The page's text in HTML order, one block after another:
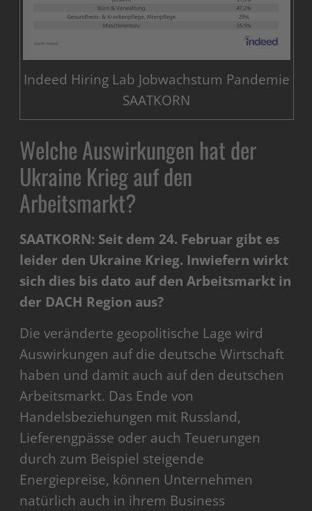
Indeed Hiring Lab Jobwachstum Pandemie
SAATKORN
Welche Auswirkungen hat der
Ukraine Krieg auf den
Arbeitsmarkt?
SAATKORN: Seit dem 24. Februar gibt es
leider den Ukraine Krieg. Inwiefern wirkt
sich dies bis dato auf den Arbeitsmarkt in
der DACH Region aus?
Die veränderte geopolitische Lage wird
Auswirkungen auf die deutsche Wirtschaft
haben und damit auch auf den deutschen
Arbeitsmarkt. Das Ende von
Handelsbeziehungen mit Russland,
Lieferengpässe oder auch Teuerungen
durch zum Beispiel steigende
Energiepreise, können Unternehmen
natürlich auch in ihrem Business